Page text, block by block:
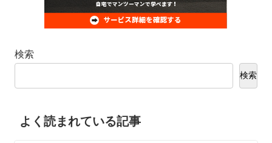
検索
検索
よく読まれている記事